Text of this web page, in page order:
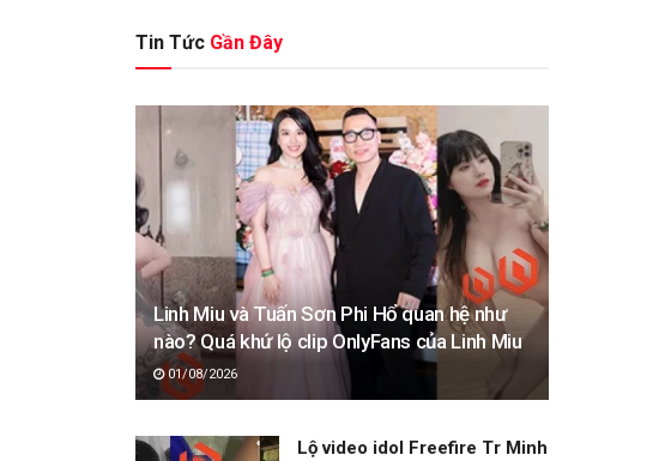
Tin Tức Gần Đây
Linh Miu và Tuấn Sơn Phi Hổ quan hệ như
nào? Quá khứ lộ clip OnlyFans của Linh Miu
01/08/2026
Lộ video idol Freefire Tr Minh